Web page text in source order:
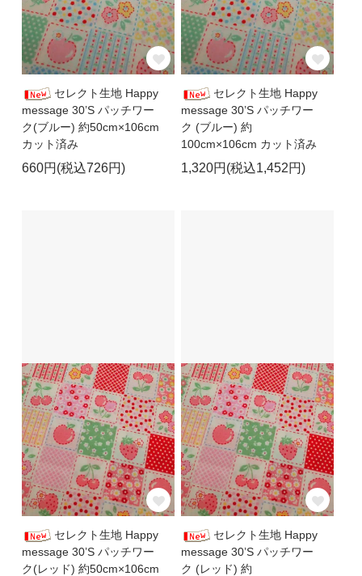
セレクト生地 Happy
message 30’S パッチワー
ク(ブルー) 約50cm×106cm
カット済み
660円(税込726円)
セレクト生地 Happy
message 30’S パッチワー
ク (ブルー) 約
100cm×106cm カット済み
1,320円(税込1,452円)
セレクト生地 Happy
message 30’S パッチワー
ク(レッド) 約50cm×106cm
セレクト生地 Happy
message 30’S パッチワー
ク (レッド) 約